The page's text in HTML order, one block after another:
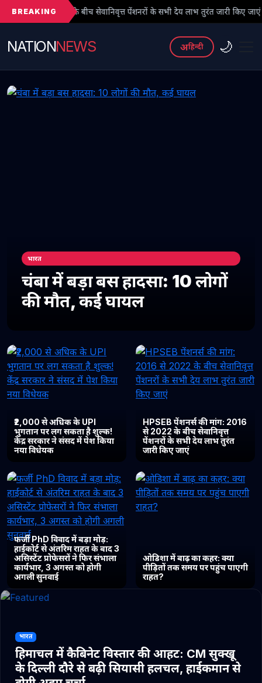
BREAKING
सेवानिवृत्त पेंशनरों के सभी देय लाभ तुरंत जारी किए जाएं ● फर्जी
NATIONNEWS अहिन्दी 🌙
भारत
चंबा में बड़ा बस हादसा: 10 लोगों
की मौत, कई घायल
₹2,000 से अधिक के UPI
भुगतान पर लग सकता है शुल्क!
केंद्र सरकार ने संसद में पेश किया
नया विधेयक
HPSEB पेंशनर्स की मांग: 2016
से 2022 के बीच सेवानिवृत्त
पेंशनरों के सभी देय लाभ तुरंत
जारी किए जाएं
फर्जी PhD विवाद में बड़ा मोड़:
हाईकोर्ट से अंतरिम राहत के बाद 3
असिस्टेंट प्रोफेसरों ने फिर संभाला
कार्यभार, 3 अगस्त को होगी
अगली सुनवाई
ओडिशा में बाढ़ का कहर: क्या
पीड़ितों तक समय पर पहुंच पाएगी
राहत?
भारत
हिमाचल में कैबिनेट विस्तार की आहट: CM सुक्खू
के दिल्ली दौरे से बढ़ी सियासी हलचल, हाईकमान से